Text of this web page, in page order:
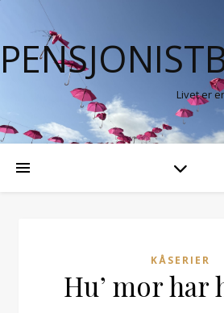
Livet er
KÅSERIER
Hu’ mor har